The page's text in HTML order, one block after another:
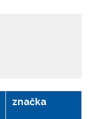
značka